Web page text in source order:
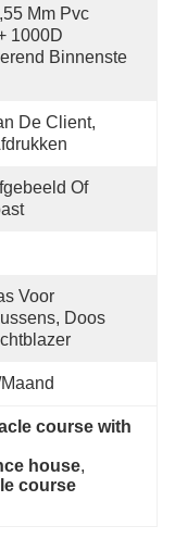
Mm Pvc
1000D
Binnenste
De Client,
Of
Voor
Doos
course with
house,
course